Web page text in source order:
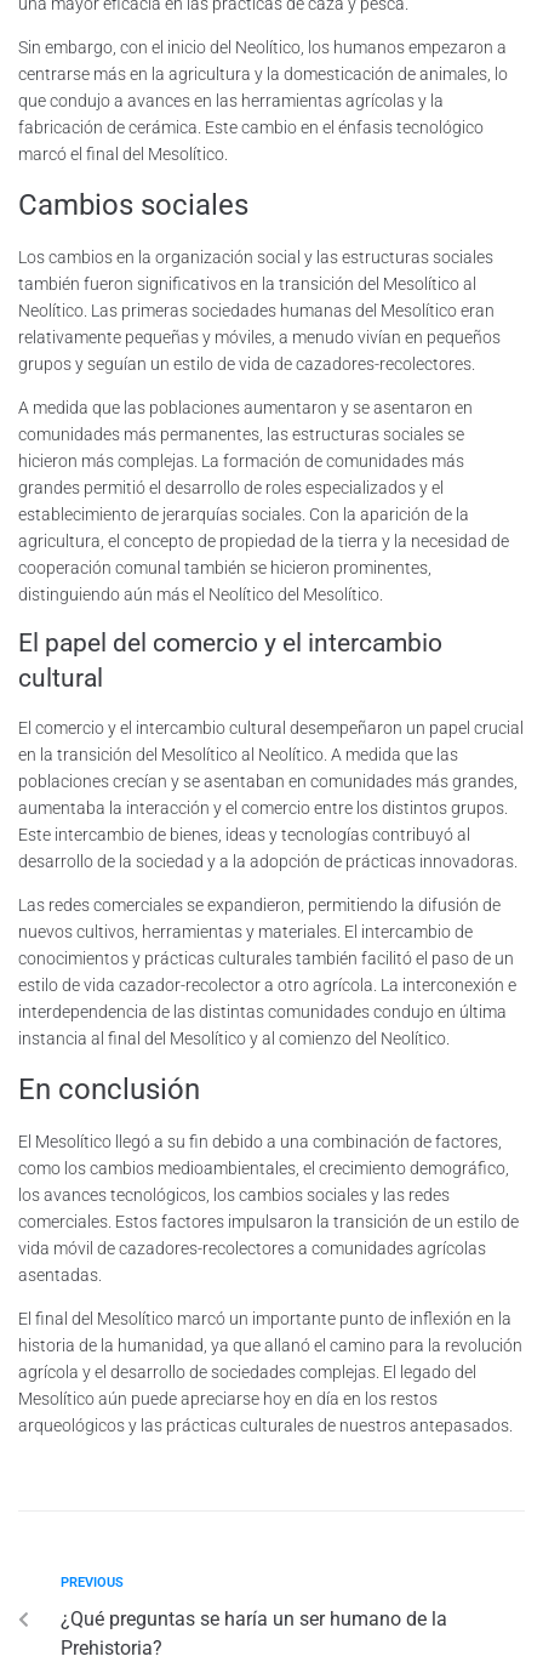
una mayor eficacia en las prácticas de caza y pesca.
Sin embargo, con el inicio del Neolítico, los humanos empezaron a
centrarse más en la agricultura y la domesticación de animales, lo
que condujo a avances en las herramientas agrícolas y la
fabricación de cerámica. Este cambio en el énfasis tecnológico
marcó el final del Mesolítico.
Cambios sociales
Los cambios en la organización social y las estructuras sociales
también fueron significativos en la transición del Mesolítico al
Neolítico. Las primeras sociedades humanas del Mesolítico eran
relativamente pequeñas y móviles, a menudo vivían en pequeños
grupos y seguían un estilo de vida de cazadores-recolectores.
A medida que las poblaciones aumentaron y se asentaron en
comunidades más permanentes, las estructuras sociales se
hicieron más complejas. La formación de comunidades más
grandes permitió el desarrollo de roles especializados y el
establecimiento de jerarquías sociales. Con la aparición de la
agricultura, el concepto de propiedad de la tierra y la necesidad de
cooperación comunal también se hicieron prominentes,
distinguiendo aún más el Neolítico del Mesolítico.
El papel del comercio y el intercambio
cultural
El comercio y el intercambio cultural desempeñaron un papel crucial
en la transición del Mesolítico al Neolítico. A medida que las
poblaciones crecían y se asentaban en comunidades más grandes,
aumentaba la interacción y el comercio entre los distintos grupos.
Este intercambio de bienes, ideas y tecnologías contribuyó al
desarrollo de la sociedad y a la adopción de prácticas innovadoras.
Las redes comerciales se expandieron, permitiendo la difusión de
nuevos cultivos, herramientas y materiales. El intercambio de
conocimientos y prácticas culturales también facilitó el paso de un
estilo de vida cazador-recolector a otro agrícola. La interconexión e
interdependencia de las distintas comunidades condujo en última
instancia al final del Mesolítico y al comienzo del Neolítico.
En conclusión
El Mesolítico llegó a su fin debido a una combinación de factores,
como los cambios medioambientales, el crecimiento demográfico,
los avances tecnológicos, los cambios sociales y las redes
comerciales. Estos factores impulsaron la transición de un estilo de
vida móvil de cazadores-recolectores a comunidades agrícolas
asentadas.
El final del Mesolítico marcó un importante punto de inflexión en la
historia de la humanidad, ya que allanó el camino para la revolución
agrícola y el desarrollo de sociedades complejas. El legado del
Mesolítico aún puede apreciarse hoy en día en los restos
arqueológicos y las prácticas culturales de nuestros antepasados.
PREVIOUS
¿Qué preguntas se haría un ser humano de la
Prehistoria?